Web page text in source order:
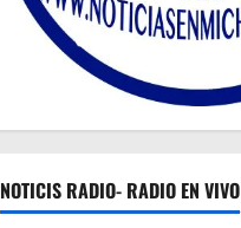
NOTICIS RADIO- RADIO EN VIVO